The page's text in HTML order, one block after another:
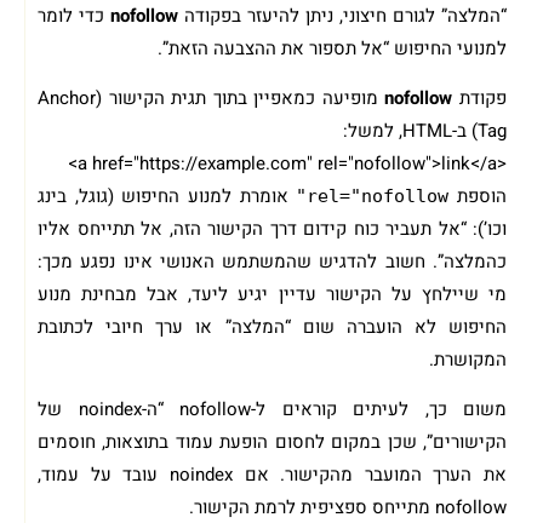
“המלצה” לגורם חיצוני, ניתן להיעזר בפקודה nofollow כדי לומר
למנועי החיפוש “אל תספור את ההצבעה הזאת”.
פקודת nofollow
מופיעה כמאפיין בתוך תגית הקישור (Anchor
Tag) ב-HTML, למשל:
<a href="https://example.com" rel="nofollow">link</a>
הוספת rel="nofollow"
אומרת למנוע החיפוש (גוגל, בינג
וכו’): “אל תעביר כוח קידום דרך הקישור הזה, אל תתייחס אליו
כהמלצה”. חשוב להדגיש שהמשתמש האנושי אינו נפגע מכך:
מי שיילחץ על הקישור עדיין יגיע ליעד, אבל מבחינת מנוע
החיפוש לא הועברה שום “המלצה” או ערך חיובי לכתובת
המקושרת.
משום כך, לעיתים קוראים ל-nofollow “ה-noindex של
הקישורים”, שכן במקום לחסום הופעת עמוד בתוצאות, חוסמים
את הערך המועבר מהקישור. אם noindex עובד על עמוד,
nofollow מתייחס ספציפית לרמת הקישור.